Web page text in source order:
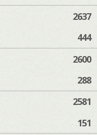
2637
444
2600
288
2581
151